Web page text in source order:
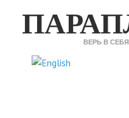
ВЕРЬ В
Выберите язык